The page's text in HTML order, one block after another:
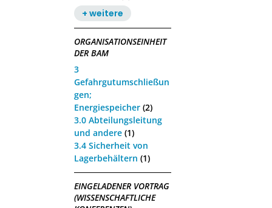
+ weitere
ORGANISATIONSEINHEIT
DER BAM
3
Gefahrgutumschließun
gen;
Energiespeicher (2)
3.0 Abteilungsleitung
und andere (1)
3.4 Sicherheit von
Lagerbehältern (1)
EINGELADENER VORTRAG
(WISSENSCHAFTLICHE